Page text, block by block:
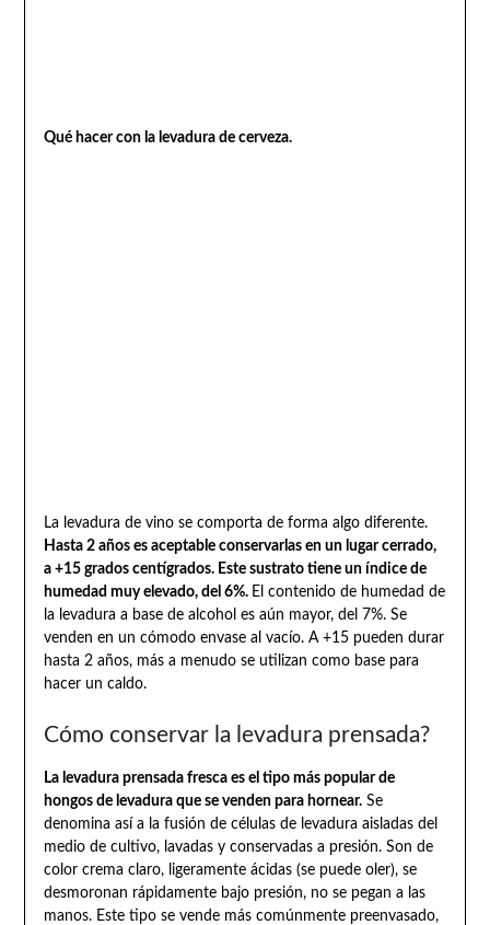
Qué hacer con la levadura de cerveza.
La levadura de vino se comporta de forma algo diferente.
Hasta 2 años es aceptable conservarlas en un lugar cerrado,
a +15 grados centígrados. Este sustrato tiene un índice de
humedad muy elevado, del 6%. El contenido de humedad de
la levadura a base de alcohol es aún mayor, del 7%. Se
venden en un cómodo envase al vacío. A +15 pueden durar
hasta 2 años, más a menudo se utilizan como base para
hacer un caldo.
Cómo conservar la levadura prensada?
La levadura prensada fresca es el tipo más popular de
hongos de levadura que se venden para hornear.Se
denomina así a la fusión de células de levadura aisladas del
medio de cultivo, lavadas y conservadas a presión. Son de
color crema claro, ligeramente ácidas (se puede oler), se
desmoronan rápidamente bajo presión, no se pegan a las
manos. Este tipo se vende más comúnmente preenvasado,